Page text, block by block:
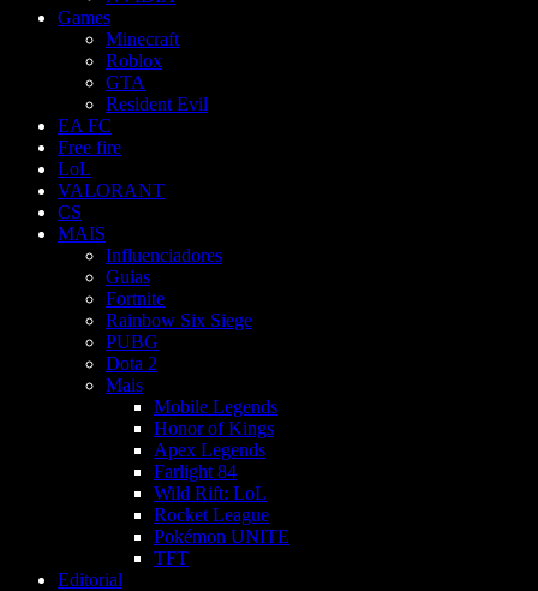
Games
Minecraft
Roblox
GTA
Resident Evil
EA FC
Free fire
LoL
VALORANT
CS
MAIS
Influenciadores
Guias
Fortnite
Rainbow Six Siege
PUBG
Dota 2
Mais
Mobile Legends
Honor of Kings
Apex Legends
Farlight 84
Wild Rift: LoL
Rocket League
Pokémon UNITE
TFT
Editorial